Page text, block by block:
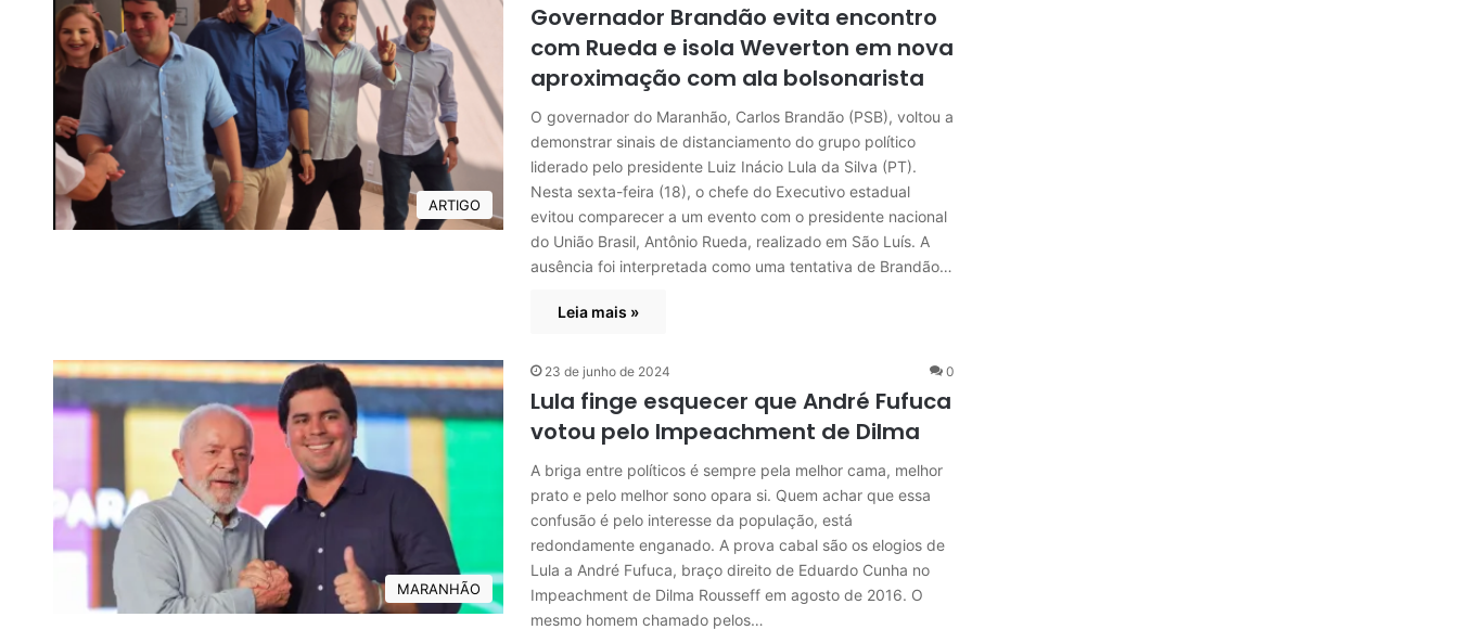
ARTIGO
Governador Brandão evita encontro
com Rueda e isola Weverton em nova
aproximação com ala bolsonarista
O governador do Maranhão, Carlos Brandão (PSB), voltou a
demonstrar sinais de distanciamento do grupo político
liderado pelo presidente Luiz Inácio Lula da Silva (PT).
Nesta sexta-feira (18), o chefe do Executivo estadual
evitou comparecer a um evento com o presidente nacional
do União Brasil, Antônio Rueda, realizado em São Luís. A
ausência foi interpretada como uma tentativa de Brandão…
Leia mais »
MARANHÃO
23 de junho de 2024 0
Lula finge esquecer que André Fufuca
votou pelo Impeachment de Dilma
A briga entre políticos é sempre pela melhor cama, melhor
prato e pelo melhor sono opara si. Quem achar que essa
confusão é pelo interesse da população, está
redondamente enganado. A prova cabal são os elogios de
Lula a André Fufuca, braço direito de Eduardo Cunha no
Impeachment de Dilma Rousseff em agosto de 2016. O
mesmo homem chamado pelos…